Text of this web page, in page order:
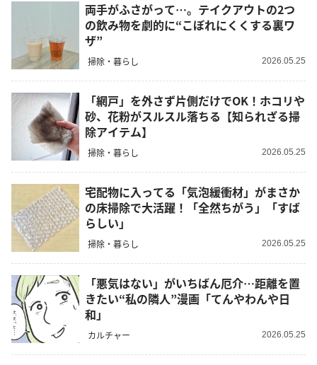
両手がふさがって…。テイクアウトの2つ
の飲み物を劇的に“こぼれにくくする裏ワ
ザ”
掃除・暮らし 2026.05.25
「網戸」を外さず片側だけでOK！ホコリや
砂、花粉がスルスル落ちる【知られざる掃
除アイテム】
掃除・暮らし 2026.05.25
宅配物に入ってる「気泡緩衝材」がまさか
の床掃除で大活躍！「全然ちがう」「すば
らしい」
掃除・暮らし 2026.05.25
「悪気はない」がいちばん厄介…距離を置
きたい“私の隣人”漫画「てんやわんや日
和」
カルチャー 2026.05.25